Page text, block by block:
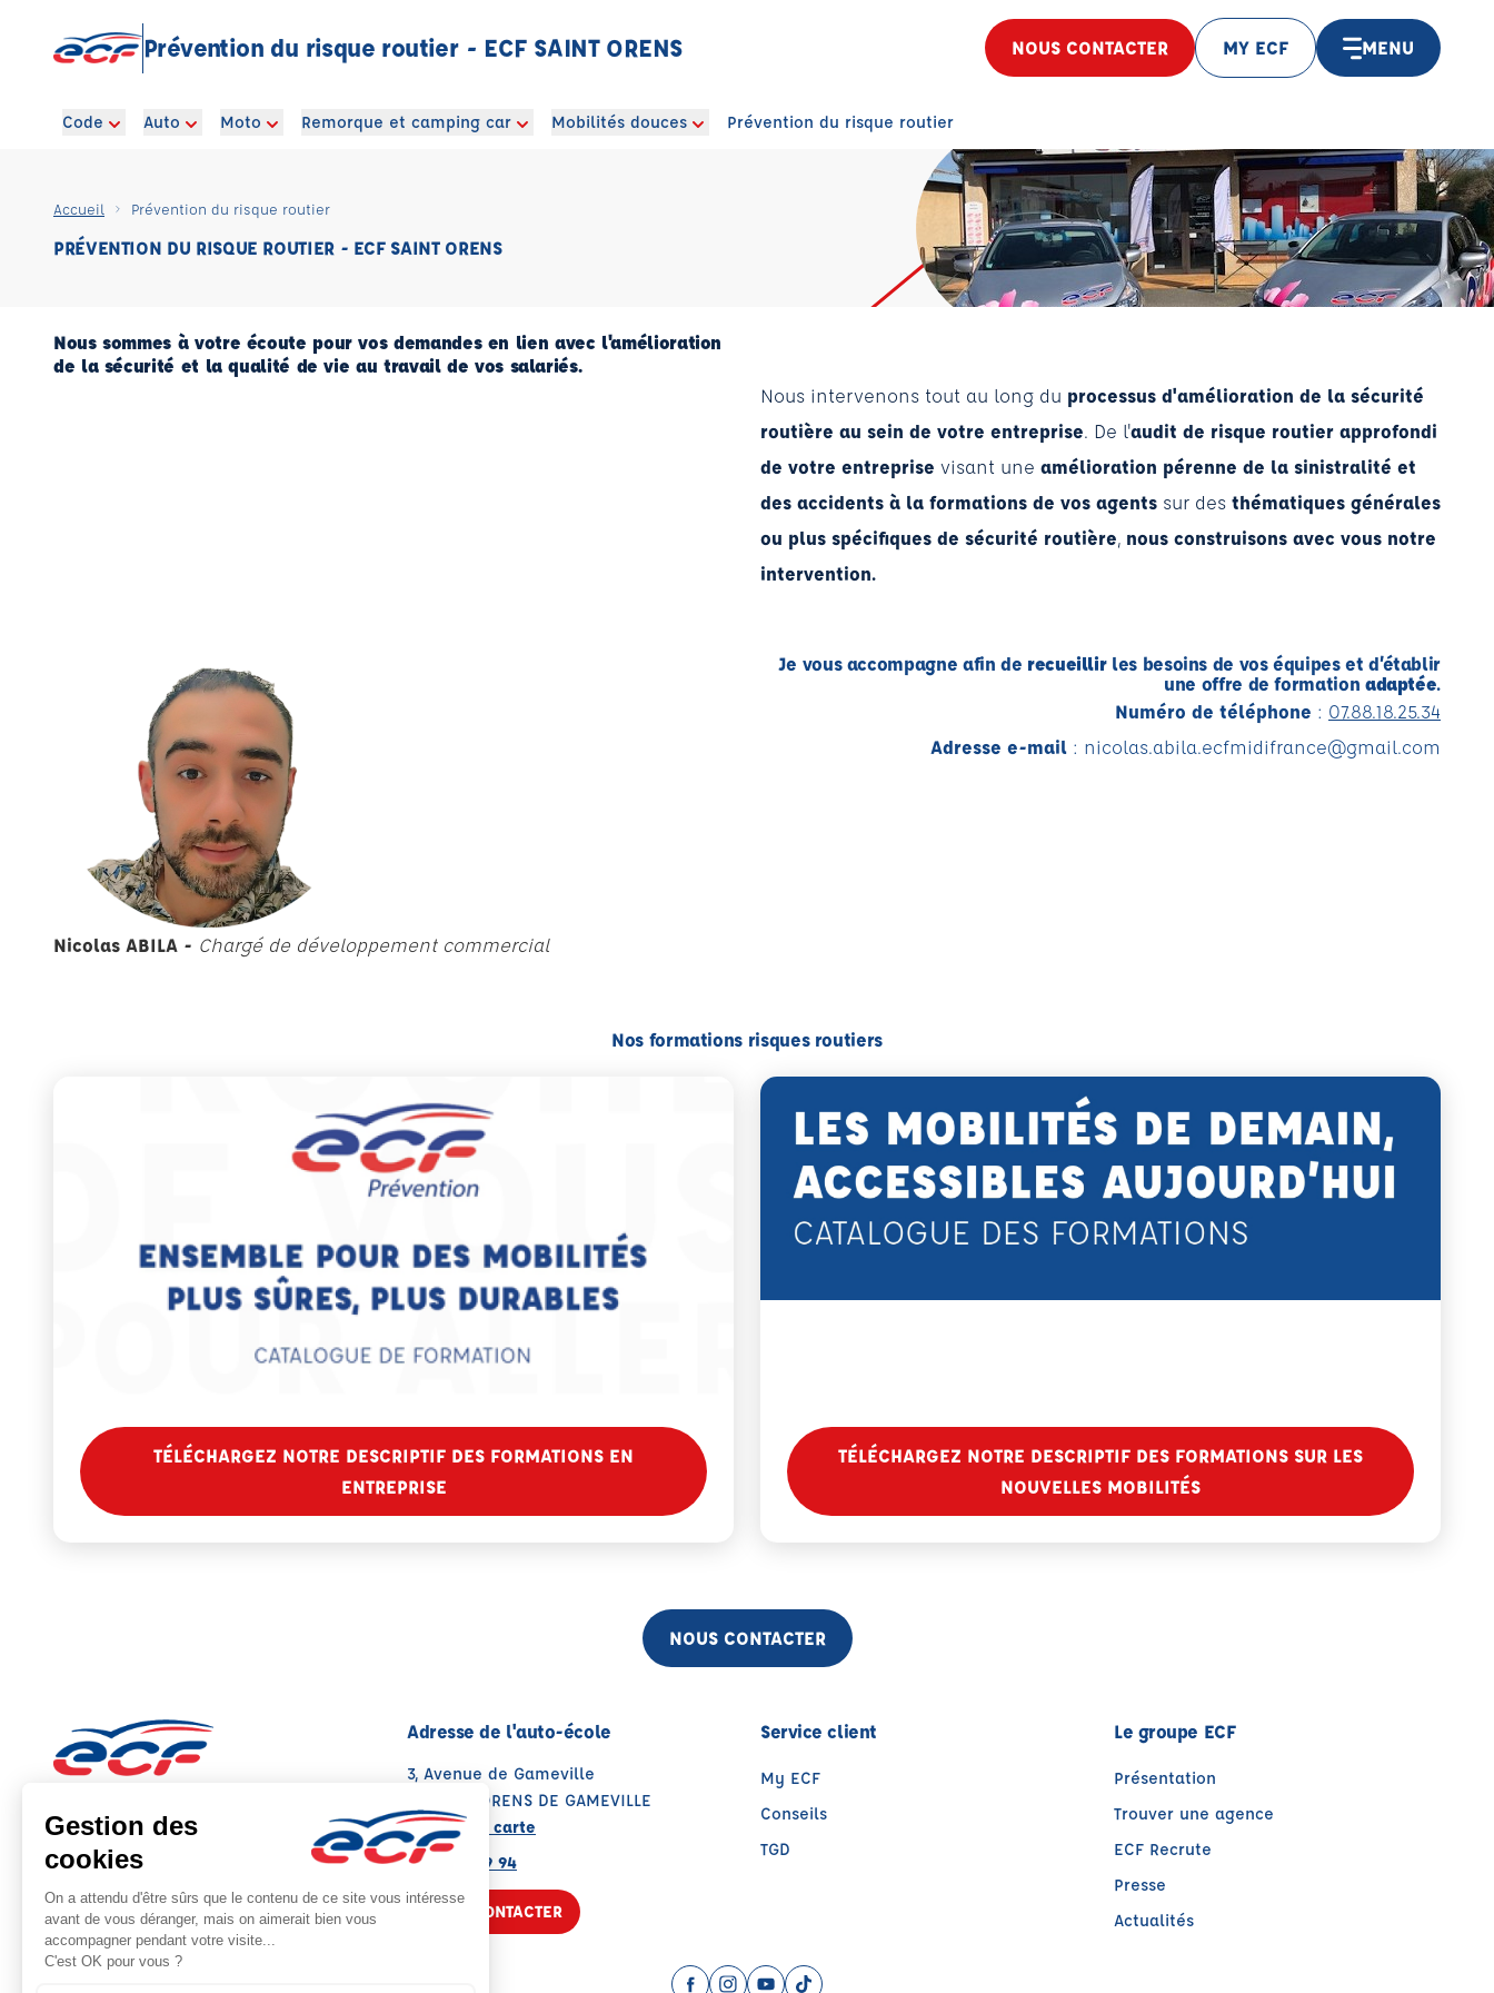
Prévention du risque routier - ECF SAINT ORENS NOUS CONTACTER MY ECF MENU
Code Auto Moto Remorque et camping car Mobilités douces Prévention du risque routier
Accueil Prévention du risque routier
PRÉVENTION DU RISQUE ROUTIER - ECF SAINT ORENS
Nous sommes à votre écoute pour vos demandes en lien avec l'amélioration
de la sécurité et la qualité de vie au travail de vos salariés.
Nous intervenons tout au long du processus d'amélioration de la sécurité
routière au sein de votre entreprise. De l'audit de risque routier approfondi
de votre entreprise visant une amélioration pérenne de la sinistralité et
des accidents à la formations de vos agents sur des thématiques générales
ou plus spécifiques de sécurité routière, nous construisons avec vous notre
intervention.
Nicolas ABILA - Chargé de développement commercial
Je vous accompagne afin de recueillirles besoins de vos équipes et d’établir
une offre de formation adaptée.
Numéro de téléphone : 07.88.18.25.34
Adresse e-mail : nicolas.abila.ecfmidifrance@gmail.com
Nos formations risques routiers
TÉLÉCHARGEZ NOTRE DESCRIPTIF DES FORMATIONS EN
ENTREPRISE
TÉLÉCHARGEZ NOTRE DESCRIPTIF DES FORMATIONS SUR LES
NOUVELLES MOBILITÉS
NOUS CONTACTER
Note : 4.8/5
Moyenne calculée sur 87 avis
Adresse de l'auto-école
3, Avenue de Gameville
31650 ST ORENS DE GAMEVILLE
Voir sur la carte
07 82 12 19 94
NOUS CONTACTER
Service client
My ECF
Conseils
TGD
Le groupe ECF
Présentation
Trouver une agence
ECF Recrute
Presse
Actualités